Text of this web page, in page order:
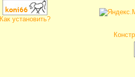
Как установить?